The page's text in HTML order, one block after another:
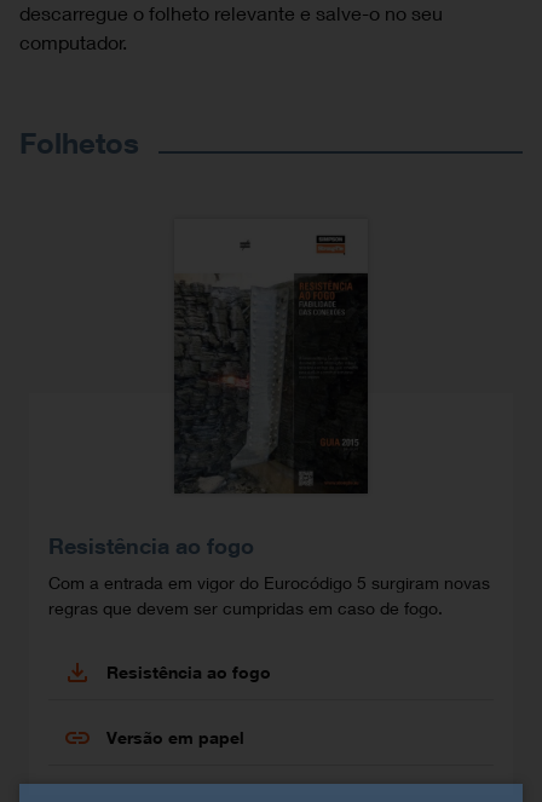
descarregue o folheto relevante e salve-o no seu
computador.
Folhetos
Resistência ao fogo
Com a entrada em vigor do Eurocódigo 5 surgiram novas
regras que devem ser cumpridas em caso de fogo.
Resistência ao fogo
Versão em papel